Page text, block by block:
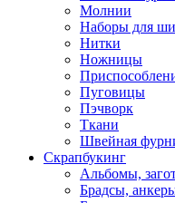
Молнии
Наборы для
Нитки
Ножницы
Пуговицы
Пэчворк
Ткани
Швейная
Скрапбукинг
Альбомы,
Брадсы,